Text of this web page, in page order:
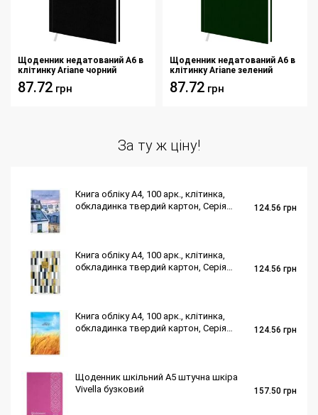
Щоденник недатований А6 в
клітинку Ariane чорний
87.72 грн
Щоденник недатований А6 в
клітинку Ariane зелений
87.72 грн
За ту ж ціну!
Книга обліку А4, 100 арк., клітинка,
обкладинка твердий картон, Серія
124.56 грн
Книга обліку А4, 100 арк., клітинка,
обкладинка твердий картон, Серія
124.56 грн
Книга обліку А4, 100 арк., клітинка,
обкладинка твердий картон, Серія
124.56 грн
Щоденник шкільний А5 штучна шкіра
Vivella бузковий
157.50 грн